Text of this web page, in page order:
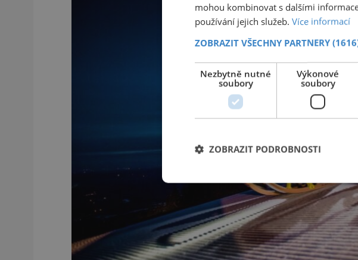
mohou kombinovat s dalšími
používání jejich služeb. Více informací
ZOBRAZIT VŠECHNY PARTNERY
Nezbytně nutné
soubory
Výkonové
soubory
ZOBRAZIT PODROBNOSTI